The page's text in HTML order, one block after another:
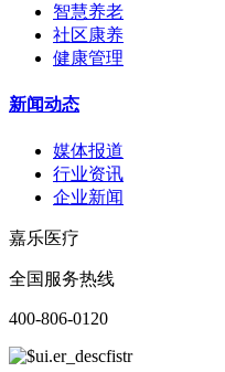
智慧养老
社区康养
健康管理
新闻动态
媒体报道
行业资讯
企业新闻
嘉乐医疗
全国服务热线
400-806-0120